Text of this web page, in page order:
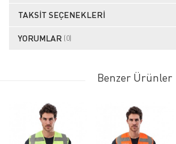
TAKSIT SEÇENEKLERI
YORUMLAR (0)
Benzer Ürünler